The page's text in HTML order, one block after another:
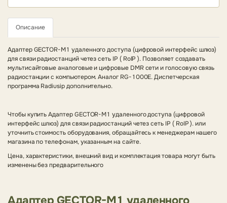
Описание
Адаптер GECTOR-M1 удаленного доступа (цифровой интерфейс шлюз)
для связи радиостанций четез сеть IP ( RoIP ). Позволяет создавать
мультисайтовые аналоговые и цифровые DMR сети и голосовую связь
радиостанции с компьютером. Аналог RG-1000E. Диспетчерская
программа Radiusip дополнительно.
Чтобы купить Адаптер GECTOR-M1 удаленного доступа (цифровой
интерфейс шлюз) для связи радиостанций четез сеть IP ( RoIP ). или
уточнить стоимость оборудования, обращайтесь к менеджерам нашего
магазина по телефонам, указанным на сайте.
Цена, характеристики, внешний вид и комплектация товара могут быть
изменены без предварительного